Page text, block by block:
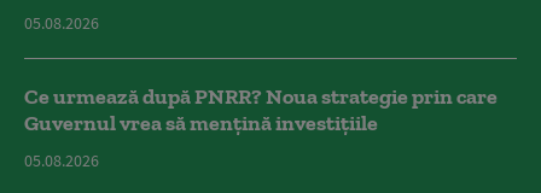
05.08.2026
Ce urmează după PNRR? Noua strategie prin care
Guvernul vrea să mențină investițiile
05.08.2026